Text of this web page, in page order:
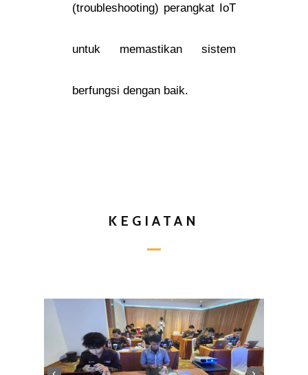
(troubleshooting) perangkat IoT
untuk memastikan sistem
berfungsi dengan baik.
KEGIATAN